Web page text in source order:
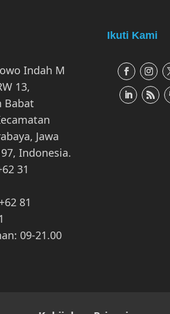
Indah M
13,
Babat
Jawa
Indonesia.
31
81
09-21.00
Ikuti Kami